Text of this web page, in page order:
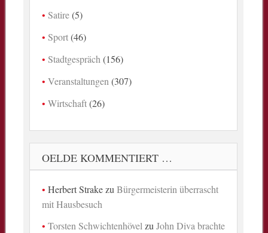
Satire(5)
Sport(46)
Stadtgespräch (156)
Veranstaltungen (307)
Wirtschaft(26)
OELDE KOMMENTIERT …
Herbert StrakezuBürgermeisterin überrascht
mit Hausbesuch
Torsten Schwichtenhövel zuJohn Diva brachte